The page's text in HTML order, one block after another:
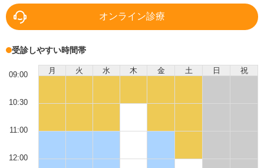
オンライン診療
受診しやすい時間帯
月 火 水 木 金 土 日 祝
09:00
10:30
11:00
12:00